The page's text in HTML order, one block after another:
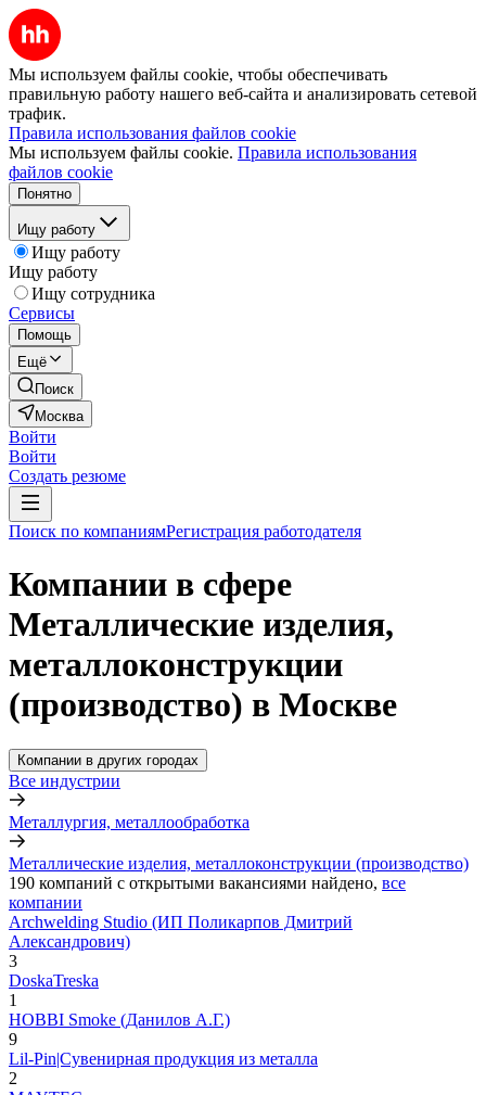
Мы используем файлы cookie, чтобы обеспечивать
правильную работу нашего веб-сайта и анализировать сетевой
трафик.
Правила использования файлов cookie
Мы используем файлы cookie. Правила использования
файлов cookie
Понятно
Ищу работу
Ищу работу
Ищу работу
Ищу сотрудника
Сервисы
Помощь
Ещё
Поиск
Москва
Войти
Войти
Создать резюме
Поиск по компаниямРегистрация работодателя
Компании в сфере
Металлические изделия,
металлоконструкции
(производство) в Москве
Компании в других городах
Все индустрии
Металлургия, металлообработка
Металлические изделия, металлоконструкции (производство)
190 компаний с открытыми вакансиями найдено, все
компании
Archwelding Studio (ИП Поликарпов Дмитрий
Александрович)
3
DoskaTreska
1
HOBBI Smoke (Данилов А.Г.)
9
Lil-Pin|Cувенирная продукция из металла
2